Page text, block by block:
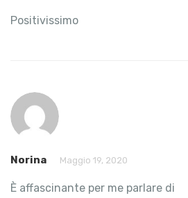
Positivissimo
Norina Maggio 19, 2020
È affascinante per me parlare di